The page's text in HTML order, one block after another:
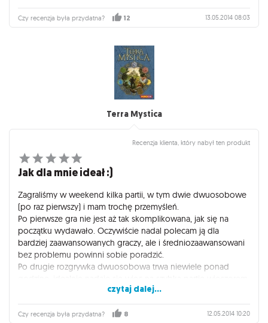
podstawki.
Sam dodatek owszem urozmaica grę. U nas nie sprawdzają
się pola szybkiej akcji, prawie nigdy z nich nie korzystaliśmy,
nigdy nie graliśmy jeszcze w piątkę, a wtedy bez tego pewnie
Największym plusem są tytułowe Plemiona i Przepowiednie i
to dzięki nim rozgrywka nabiera nowej jakości.
Czy recenzja była przydatna? 12 13.05.2014 08:03
Terra Mystica
Recenzja klienta, który nabył ten produkt
Jak dla mnie ideał :)
Zagraliśmy w weekend kilka partii, w tym dwie dwuosobowe
(po raz pierwszy) i mam trochę przemyśleń.
Po pierwsze gra nie jest aż tak skomplikowana, jak się na
początku wydawało. Oczywiście nadal polecam ją dla
bardziej zaawansowanych graczy, ale i średniozaawansowani
bez problemu powinni sobie poradzić.
Po drugie rozgrywka dwuosobowa trwa niewiele ponad
I cały czas jest ciekawa! Kombinowania nie ma mniej, gdyż
trudniej w tym przypadku o sąsiadowanie, a bez tego
możemy mieć problem z budowaniem faktorii (musimy
czytaj dalej...
Czy recenzja była przydatna? 8 12.05.2014 10:20